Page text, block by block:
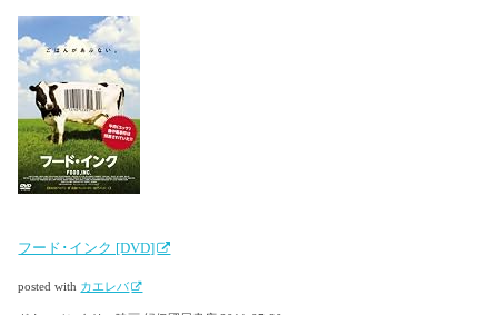
フード･インク [DVD]
posted with カエレバ